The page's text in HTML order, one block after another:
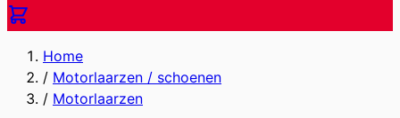
Cart
Home
/ Motorlaarzen / schoenen
/ Motorlaarzen